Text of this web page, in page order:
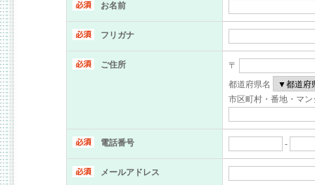
お名前
フリガナ
ご住所
〒
都道府県名
市区町村・番地・マ
電話番号 -
メールアドレス